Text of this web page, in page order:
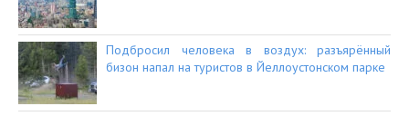
Подбросил человека в воздух: разъярённый
бизон напал на туристов в Йеллоустонском парке